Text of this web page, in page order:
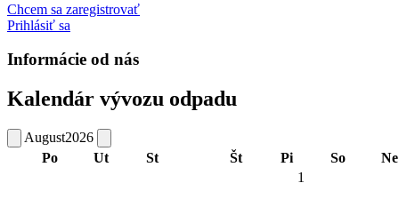
Chcem sa zaregistrovať
Prihlásiť sa
Informácie od nás
Kalendár vývozu odpadu
August2026
Po
Ut St Št Pi So Ne
1